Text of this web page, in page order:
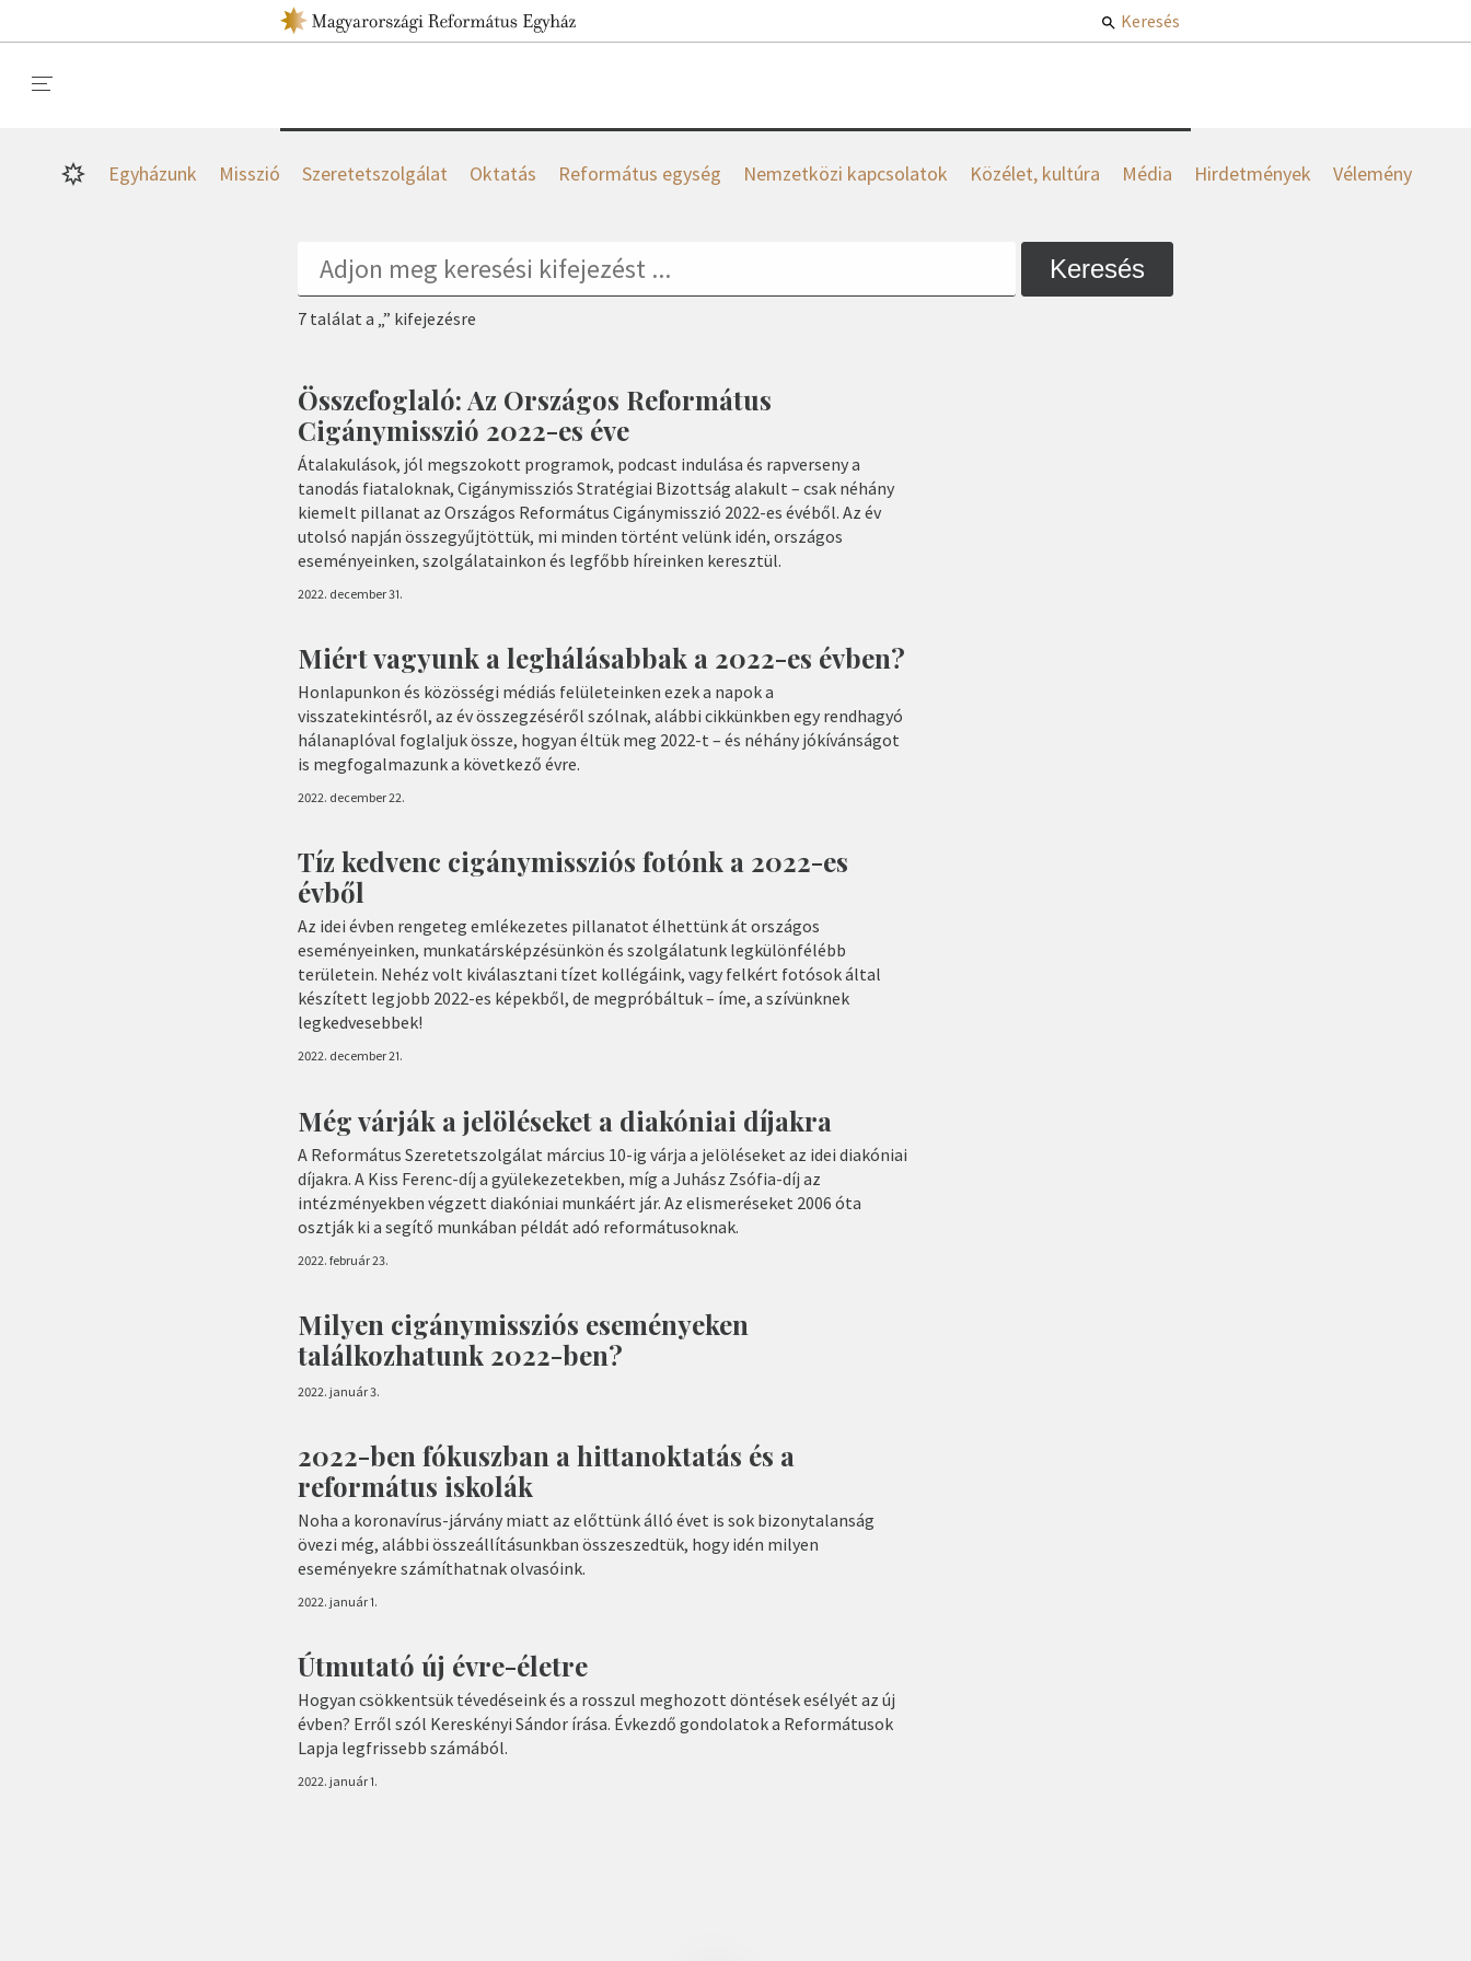
Keresés
Egyházunk Misszió Szeretetszolgálat Oktatás Református egység Nemzetközi kapcsolatok Közélet, kultúra Média Hirdetmények Vélemény
Keresés
7 találat a „” kifejezésre
Összefoglaló: Az Országos Református
Cigánymisszió 2022-es éve
Átalakulások, jól megszokott programok, podcast indulása és rapverseny a
tanodás fiataloknak, Cigánymissziós Stratégiai Bizottság alakult – csak néhány
kiemelt pillanat az Országos Református Cigánymisszió 2022-es évéből. Az év
utolsó napján összegyűjtöttük, mi minden történt velünk idén, országos
eseményeinken, szolgálatainkon és legfőbb híreinken keresztül.
2022. december 31.
Miért vagyunk a leghálásabbak a 2022-es évben?
Honlapunkon és közösségi médiás felületeinken ezek a napok a
visszatekintésről, az év összegzéséről szólnak, alábbi cikkünkben egy rendhagyó
hálanaplóval foglaljuk össze, hogyan éltük meg 2022-t – és néhány jókívánságot
is megfogalmazunk a következő évre.
2022. december 22.
Tíz kedvenc cigánymissziós fotónk a 2022-es
évből
Az idei évben rengeteg emlékezetes pillanatot élhettünk át országos
eseményeinken, munkatársképzésünkön és szolgálatunk legkülönfélébb
területein. Nehéz volt kiválasztani tízet kollégáink, vagy felkért fotósok által
készített legjobb 2022-es képekből, de megpróbáltuk – íme, a szívünknek
legkedvesebbek!
2022. december 21.
Még várják a jelöléseket a diakóniai díjakra
A Református Szeretetszolgálat március 10-ig várja a jelöléseket az idei diakóniai
díjakra. A Kiss Ferenc-díj a gyülekezetekben, míg a Juhász Zsófia-díj az
intézményekben végzett diakóniai munkáért jár. Az elismeréseket 2006 óta
osztják ki a segítő munkában példát adó reformátusoknak.
2022. február 23.
Milyen cigánymissziós eseményeken
találkozhatunk 2022-ben?
2022. január 3.
2022-ben fókuszban a hittanoktatás és a
református iskolák
Noha a koronavírus-járvány miatt az előttünk álló évet is sok bizonytalanság
övezi még, alábbi összeállításunkban összeszedtük, hogy idén milyen
eseményekre számíthatnak olvasóink.
2022. január 1.
Útmutató új évre-életre
Hogyan csökkentsük tévedéseink és a rosszul meghozott döntések esélyét az új
évben? Erről szól Kereskényi Sándor írása. Évkezdő gondolatok a Reformátusok
Lapja legfrissebb számából.
2022. január 1.